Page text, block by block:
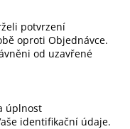
potvrzení
oproti Objednávce.
od uzavřené
úplnost
identifikační údaje.